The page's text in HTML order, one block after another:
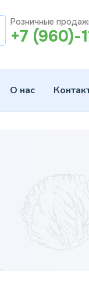
Розничные
+7 (960)-
О нас